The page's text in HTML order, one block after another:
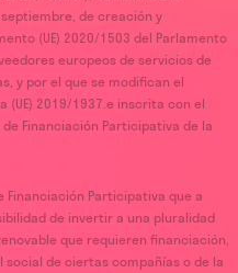
de creación y
(UE) 2020/1503 del Parlamento
europeos de servicios de
y por el que se modifican el
(UE) 2019/1937.e inscrita con el
Financiación Participativa de la
Financiación Participativa que a
de invertir a una pluralidad
que requieren financiación,
de ciertas compañías o de la